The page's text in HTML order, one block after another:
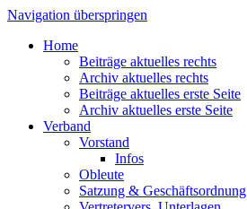
Navigation überspringen
Home
Beiträge aktuelles rechts
Archiv aktuelles rechts
Beiträge aktuelles erste Seite
Archiv aktuelles erste Seite
Verband
Vorstand
Infos
Obleute
Satzung & Geschäftsordnung